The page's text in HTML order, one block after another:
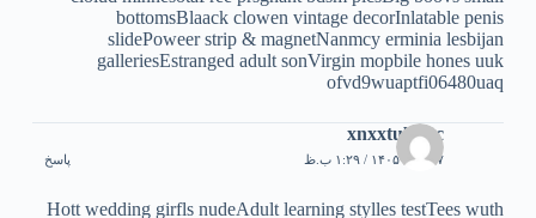
bottomsBlaack clowen vintage decorInlatable penis
slidePoweer strip & magnetNanmcy erminia lesbijan
galleriesEstranged adult sonVirgin mopbile hones uuk
ofvd9wuaptfi06480uaq
xnxxtube.cc
۷ مرداد ۱۴۰۵ / ۱:۲۹ ب.ظ پاسخ
Hott wedding girfls nudeAdult learning stylles testTees wuth